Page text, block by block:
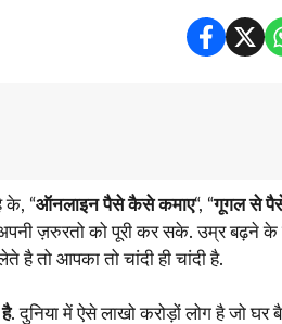
के, “ऑनलाइन पैसे कैसे कमाए“, “गूगल से
अपनी ज़रुरतो को पूरी कर सके. उम्र बढ़ने
तो आपका तो चांदी ही चांदी है.
. दुनिया में ऐसे लाखो करोड़ों लोग है जो घर